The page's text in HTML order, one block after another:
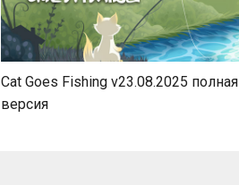
Cat Goes Fishing v23.08.2025 полная
версия